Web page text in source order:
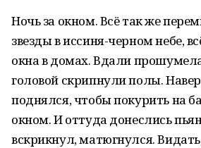
Ночь за окном. Всё так же
звезды в иссиня-черном небе,
окна в домах. Вдали
головой скрипнули полы.
поднялся, чтобы покурить на
окном. И оттуда донеслись
вскрикнул, матюгнулся.